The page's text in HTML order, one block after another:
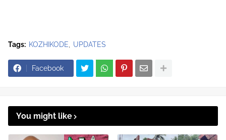
Tags: KOZHIKODE UPDATES
Facebook
You might like